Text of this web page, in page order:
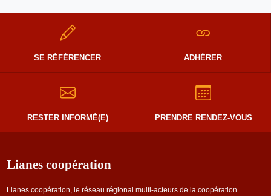
SE RÉFÉRENCER ADHÉRER
RESTER INFORMÉ(E) PRENDRE RENDEZ-VOUS
Lianes coopération
Lianes coopération, le réseau régional multi-acteurs de la coopération